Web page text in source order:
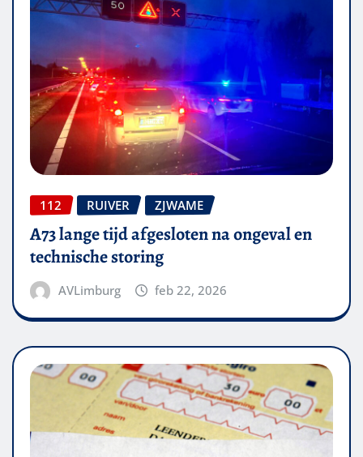
112 RUIVER ZJWAME
A73 lange tijd afgesloten na ongeval en
technische storing
AVLimburg feb 22, 2026